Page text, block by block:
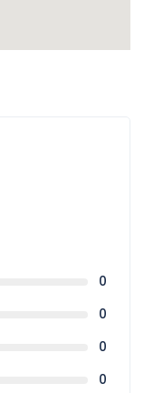
0
0
0
0